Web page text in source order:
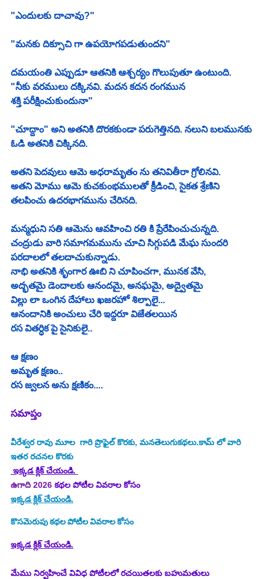
"ఎందులకు దాచావు?"
"మనకు దిక్సూచి గా ఉపయోగపడుతుందని"
దమయంతి ఎప్పుడూ ఆతనికి ఆశ్చర్యం గొలుపుతూ ఉంటుంది.
"నీకు వరములు దక్కినవి. మదన కదన రంగమున
శక్తి పరీక్షించుకుందునా"
"చూద్దాం" అని అతనికి దొరకకుండా పరుగెత్తినది. నలుని బలమునకు
ఓడి అతనికి చిక్కినది.
అతని పెదవులు ఆమె అధరామృతం ను తనివితీరా గ్రోలినవి.
అతని మోము ఆమె కుచకుంభములతో క్రీడించి, సైకత శ్రేణిని
తలపించు ఉదరభాగమును చేరినది.
మన్మధుని సతి ఆమెను ఆవహించి రతి కి ప్రేరేపించుచున్నది.
చంద్రుడు వారి సమాగమమును చూచి సిగ్గుపడి మేఘ సుందరి
పరదాలలో తలదాచుకున్నాడు.
నాభి అతనికి శృంగార ఊబి ని చూపించగా, మునక వేసి,
అద్భతమై డెందాలకు ఆనందమై, అనఘమై, అద్వైతమై
విల్లు లా ఒంగిన దేహాలు ఖజరహో శిల్పాలై...
ఆనందానికి అంచులు చేరి ఇద్దరూ విజేతలయిన
రస వితర్ధిక పై సైనికులై..
ఆ క్షణం
అమృత క్షణం..
రస జ్వలన అను క్షణికం....
సమాప్తం
వీరేశ్వర రావు మూల  గారి ప్రొఫైల్ కొరకు, మనతెలుగుకథలు.కామ్ లో వారి
ఇతర రచనల కొరకు
ఇక్కడ క్లిక్ చేయండి.
ఉగాది 2026 కథల పోటీల వివరాల కోసం
ఇక్కడ క్లిక్ చేయండి.
కొసమెరుపు కథల పోటీల వివరాల కోసం
ఇక్కడ క్లిక్ చేయండి.
మేము నిర్వహించే వివిధ పోటీలలో రచయితలకు బహుమతులు